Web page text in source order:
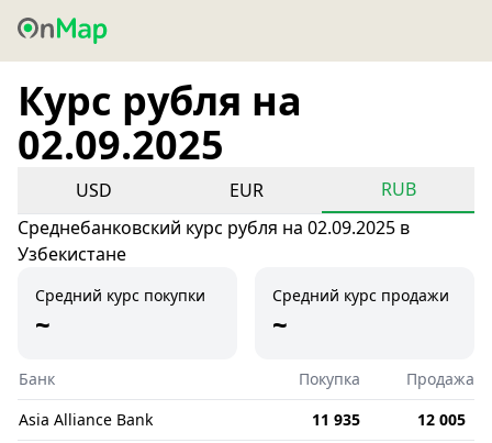
Курс рубля на
02.09.2025
USD EUR
RUB
Среднебанковский курс рубля на 02.09.2025 в
Узбекистане
Средний курс покупки
~
Средний курс продажи
~
Банк Покупка
Продажа
Asia Alliance Bank
11 935
12 005